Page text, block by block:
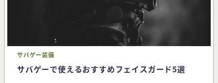
サバゲー装備
サバゲーで使えるおすすめフェイスガード5選